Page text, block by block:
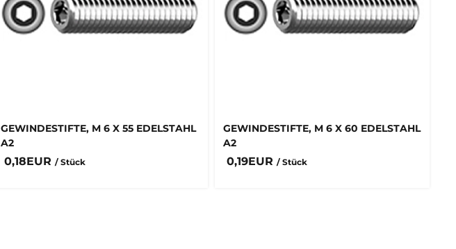
GEWINDESTIFTE, M 6 X 55 EDELSTAHL
A2
0,18EUR / Stück
GEWINDESTIFTE, M 6 X 60 EDELSTAHL
A2
0,19EUR / Stück